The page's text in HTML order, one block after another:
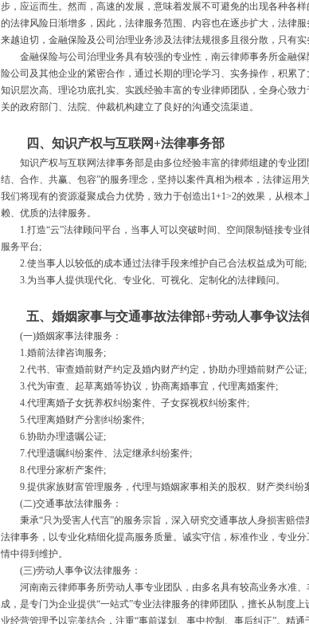
步，应运而生。然而，高速的发展，意味着发展不可避免的出现各种各
的法律风险日渐增多，因此，法律服务范围、内容也在逐步扩大，法律
来越迫切，金融保险及公司治理业务涉及法律法规很多且很分散，只有实
金融保险与公司治理业务具有较强的专业性，南云律师事务所金融保
险公司及其他企业的紧密合作，通过长期的理论学习、实务操作，积累
知识层次高、理论功底扎实、实践经验丰富的专业律师团队，全身心致
关的政府部门、法院、仲裁机构建立了良好的沟通交流渠道。
四、知识产权与互联网+法律事务部
知识产权与互联网法律事务部是由多位经验丰富的律师组建的专业团
结、合作、共赢、包容”的服务理念，坚持以案件真相为根本，法律运用
我们将现有的资源凝聚成合力优势，致力于创造出1+1>2的效果，从根
赖、优质的法律服务。
1.打造“云”法律顾问平台，当事人可以突破时间、空间限制链接专业
服务平台;
2.使当事人以较低的成本通过法律手段来维护自己合法权益成为可能;
3.为当事人提供现代化、专业化、可视化、定制化的法律顾问。
五、婚姻家事与交通事故法律部+劳动人事争议法
(一)婚姻家事法律服务：
1.婚前法律咨询服务;
2.代书、审查婚前财产约定及婚内财产约定，协助办理婚前财产公证;
3.代为审查、起草离婚等协议，协商离婚事宜，代理离婚案件;
4.代理离婚子女抚养权纠纷案件、子女探视权纠纷案件;
5.代理离婚财产分割纠纷案件;
6.协助办理遗嘱公证;
7.代理遗嘱纠纷案件、法定继承纠纷案件;
8.代理分家析产案件;
9.提供家族财富管理服务，代理与婚姻家事相关的股权、财产类纠纷
(二)交通事故法律服务：
秉承“只为受害人代言”的服务宗旨，深入研究交通事故人身损害赔偿
法律事务，以专业化精细化提高服务质量。诚实守信，标准作业，专业
情中得到维护。
(三)劳动人事争议法律服务：
河南南云律师事务所劳动人事专业团队，由多名具有较高业务水准、
成，是专门为企业提供“一站式”专业法律服务的律师团队，擅长从制度
业经营管理予以完美结合，注重“事前谋划、事中控制、事后纠正”。精